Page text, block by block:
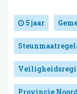
5 jaar
Provincie